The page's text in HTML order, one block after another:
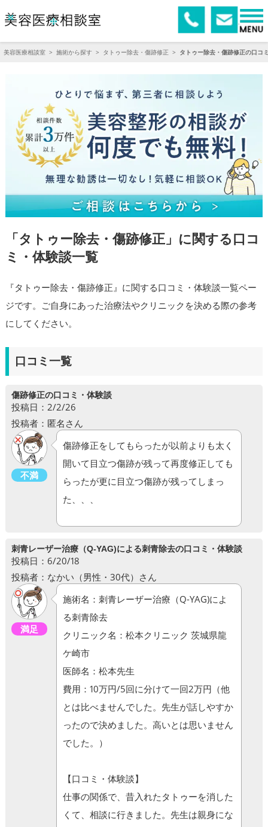
美容医療相談室 > 施術から探す > タトゥー除去・傷跡修正 > タトゥー除去・傷跡修正の口コ
「タトゥー除去・傷跡修正」に関する口コ
ミ・体験談一覧
『タトゥー除去・傷跡修正』に関する口コミ・体験談一覧ペー
ジです。ご自身にあった治療法やクリニックを決める際の参考
にしてください。
口コミ一覧
傷跡修正の口コミ・体験談
投稿日：2/2/26
投稿者：匿名さん
不満
傷跡修正をしてもらったが以前よりも太く
開いて目立つ傷跡が残って再度修正しても
らったが更に目立つ傷跡が残ってしまっ
た、、、
刺青レーザー治療（Q-YAG)による刺青除去の口コミ・体験談
投稿日：6/20/18
投稿者：なかい（男性・30代）さん
満足
施術名：刺青レーザー治療（Q-YAG)によ
る刺青除去
クリニック名：松本クリニック 茨城県龍
ケ崎市
医師名：松本先生
費用：10万円/5回に分けて一回2万円（他
とは比べませんでした。先生が話しやすか
ったので決めました。高いとは思いません
でした。）
【口コミ・体験談】
仕事の関係で、昔入れたタトゥーを消した
くて、相談に行きました。先生は親身にな